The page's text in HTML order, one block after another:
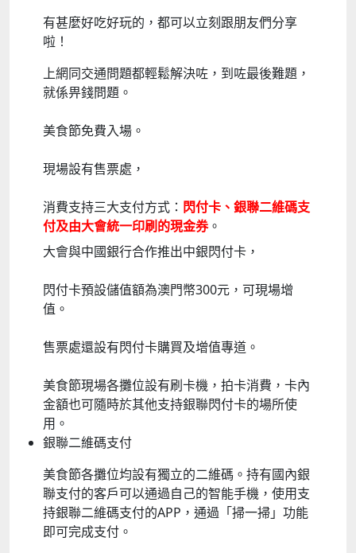
有甚麼好吃好玩的，都可以立刻跟朋友們分享
啦！
上網同交通問題都輕鬆解決咗，到咗最後難題，
就係畀錢問題。
美食節免費入場。
現場設有售票處，
消費支持三大支付方式： 閃付卡、銀聯二維碼支
付及由大會統一印刷的現金券。
大會與中國銀行合作推出中銀閃付卡，
閃付卡預設儲值額為澳門幣300元，可現場增
值。
售票處還設有閃付卡購買及增值專道。
美食節現場各攤位設有刷卡機，拍卡消費，卡內
金額也可隨時於其他支持銀聯閃付卡的場所使
用。
銀聯二維碼支付
美食節各攤位均設有獨立的二維碼。持有國內銀
聯支付的客戶可以通過自己的智能手機，使用支
持銀聯二維碼支付的APP，通過「掃一掃」功能
即可完成支付。